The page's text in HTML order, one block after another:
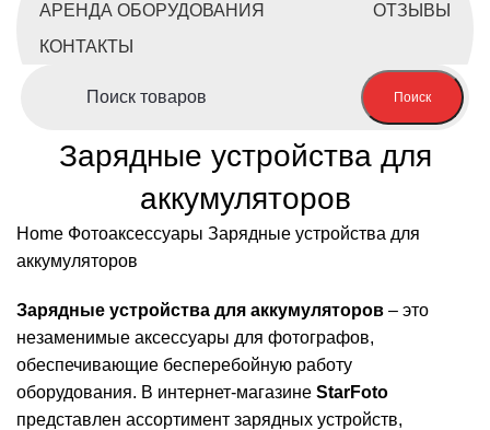
АРЕНДА ОБОРУДОВАНИЯ
ОТЗЫВЫ
КОНТАКТЫ
Поиск
Зарядные устройства для
аккумуляторов
Home Фотоаксессуары Зарядные устройства для
аккумуляторов
Зарядные устройства для аккумуляторов – это
незаменимые аксессуары для фотографов,
обеспечивающие бесперебойную работу
оборудования. В интернет-магазине StarFoto
представлен ассортимент зарядных устройств,